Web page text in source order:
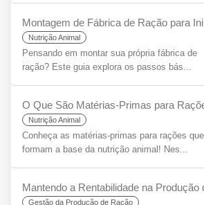
Nutrição Animal
Pensando em montar sua própria fábrica de
ração? Este guia explora os passos bás...
Nutrição Animal
Conheça as matérias-primas para rações que
formam a base da nutrição animal! Nes...
Gestão da Produção de Ração